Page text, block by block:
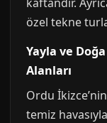
özel tekne
Yayla ve
Alanları
Ordu
temiz